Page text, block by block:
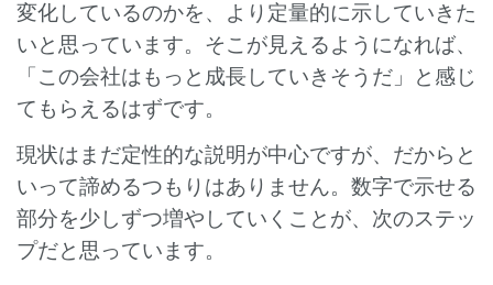
変化しているのかを、より定量的に示していきた
いと思っています。そこが見えるようになれば、
「この会社はもっと成長していきそうだ」と感じ
てもらえるはずです。
現状はまだ定性的な説明が中心ですが、だからと
いって諦めるつもりはありません。数字で示せる
部分を少しずつ増やしていくことが、次のステッ
プだと思っています。